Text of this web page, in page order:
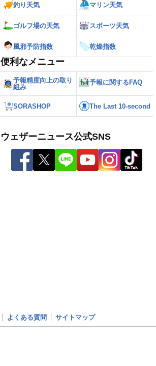
釣り天気 マリン天気
ゴルフ場の天気 スポーツ天気
風邪予防指数 乾燥指数
便利なメニュー
予報精度向上の取り
組み
予報に関するFAQ
SORASHOP The Last 10-second
ウェザーニュース公式SNS
よくある質問 サイトマップ